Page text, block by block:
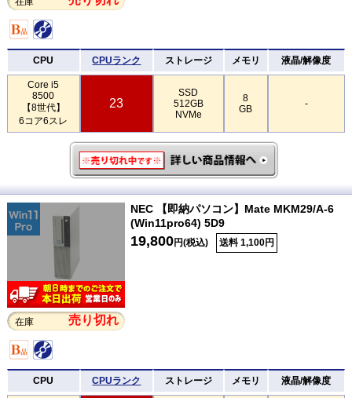
CPU CPUランク ストレージ メモリ 液晶/解像度
Core i5
8500
【8世代】
6コア6スレ
23
SSD
512GB
NVMe
8
GB
-
在庫 売り切れ
NEC 【即納パソコン】Mate MKM29/A-6
(Win11pro64) 5D9
19,800円(税込) 送料 1,100円
CPU CPUランク ストレージ メモリ 液晶/解像度